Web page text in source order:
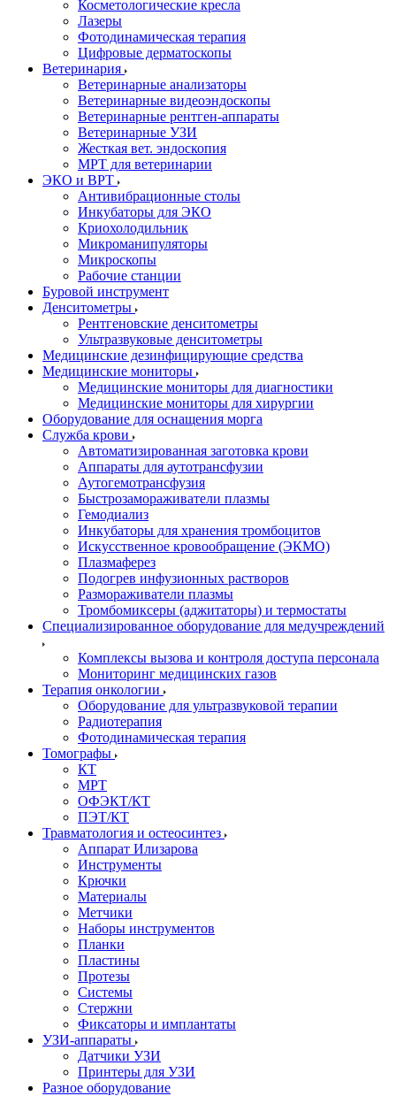
Косметологические кресла
Лазеры
Фотодинамическая терапия
Цифровые дерматоскопы
Ветеринария
Ветеринарные анализаторы
Ветеринарные видеоэндоскопы
Ветеринарные рентген-аппараты
Ветеринарные УЗИ
Жесткая вет. эндоскопия
МРТ для ветеринарии
ЭКО и ВРТ
Антивибрационные столы
Инкубаторы для ЭКО
Криохолодильник
Микроманипуляторы
Микроскопы
Рабочие станции
Буровой инструмент
Денситометры
Рентгеновские денситометры
Ультразвуковые денситометры
Медицинские дезинфицирующие средства
Медицинские мониторы
Медицинские мониторы для диагностики
Медицинские мониторы для хирургии
Оборудование для оснащения морга
Служба крови
Автоматизированная заготовка крови
Аппараты для аутотрансфузии
Аутогемотрансфузия
Быстрозамораживатели плазмы
Гемодиализ
Инкубаторы для хранения тромбоцитов
Искусственное кровообращение (ЭКМО)
Плазмаферез
Подогрев инфузионных растворов
Размораживатели плазмы
Тромбомиксеры (аджитаторы) и термостаты
Специализированное оборудование для медучреждений
Комплексы вызова и контроля доступа персонала
Мониторинг медицинских газов
Терапия онкологии
Оборудование для ультразвуковой терапии
Радиотерапия
Фотодинамическая терапия
Томографы
КТ
МРТ
ОФЭКТ/КТ
ПЭТ/КТ
Травматология и остеосинтез
Аппарат Илизарова
Инструменты
Крючки
Материалы
Метчики
Наборы инструментов
Планки
Пластины
Протезы
Системы
Стержни
Фиксаторы и имплантаты
УЗИ-аппараты
Датчики УЗИ
Принтеры для УЗИ
Разное оборудование